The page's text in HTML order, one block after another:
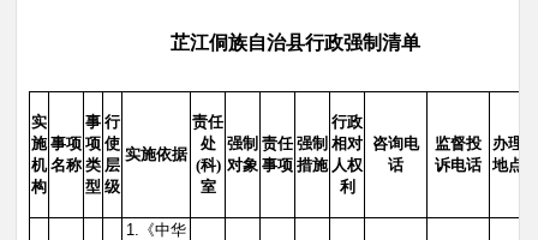
芷江侗族自治县行政强制清单
实
施
机
构
事项
名称
事
项
类
型
行
使
层
级
实施依据
责任
处
(科)
室
强制
对象
责任
事项
强制
措施
行政
相对
人权
利
咨询电
话
监督投
诉电话
办理
地点
1.《中华